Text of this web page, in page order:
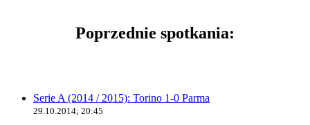
Poprzednie spotkania:
Serie A (2014 / 2015): Torino 1-0 Parma
29.10.2014; 20:45